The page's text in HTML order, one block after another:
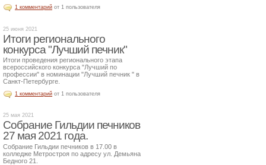
1 комментарий от 1 пользователя
25 июня 2021
Итоги регионального
конкурса "Лучший печник"
Итоги проведения регионального этапа
всероссийского конкурса "Лучший по
профессии" в номинации "Лучший печник " в
Санкт-Петербурге.
1 комментарий от 1 пользователя
25 мая 2021
Собрание Гильдии печников
27 мая 2021 года.
Собрание Гильдии печников в 17.00 в
колледже Метростроя по адресу ул. Демьяна
Бедного 21.